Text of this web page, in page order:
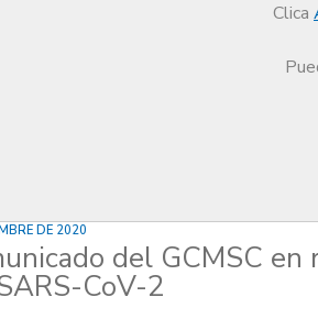
Clica
Comunicado del
DE 2020
del GCMSC
CoV-2